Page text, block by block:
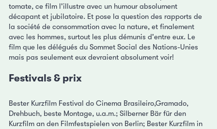
tomate, ce film l'illustre avec un humour absolument
décapant et jubilatoire. Et pose la question des rapports de
la société de consommation avec la nature, et finalement
avec les hommes, surtout les plus démunis d'entre eux. Le
film que les délégués du Sommet Social des Nations-Unies
mais pas seulement eux devraient absolument voir!
Festivals & prix
Bester Kurzfilm Festival do Cinema Brasileiro,Gramado,
Drehbuch, beste Montage, u.a.m.; Silberner Bär für den
Kurzfilm an den Filmfestspielen von Berlin; Bester Kurzfilm in